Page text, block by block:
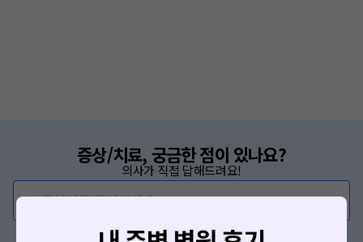
증상/치료, 궁금한 점이 있나요?
의사가 직접 답해드려요!
💬 무엇이든 물어보세요
혹은, 의료상담 서비스에 다양한 게시글 보러가기